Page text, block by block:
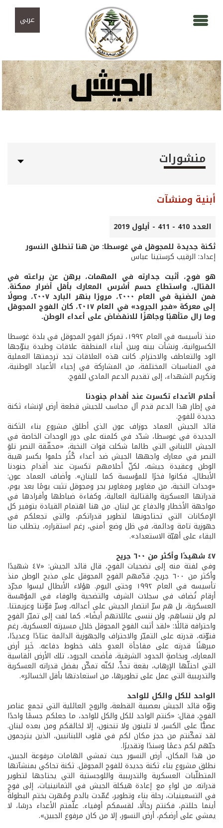
عربي
منشورات
أبنية ومنشآت
العدد 410 - 411 - أيلول 2019
ثكنة جديدة للمجوقل في غوسطا: من هنا تنطلق النسور
إعداد: الرقيب كرستينا عباس
هو فوج، أثبت جدارته في المهمات، برهن عن براعته في
القتال، واستطاع حسم أشرس المعارك بأقل أضرار ممكنة.
فمن الضنية في العام ٢٠٠٠، مرورًا بنهر البارد ٢٠٠٧، وصولًا
إلى معركة «فجر الجرود» في العام ٢٠١٧، كان الفوج المجوقل
وما زال متأهبًا وجاهزًا للانقضاض على أعداء الوطن.
منذ تأسيسه في العام ١٩٩٢، تمركز الفوج المجوقل في بلدة غوسطا
الكسروانية، ونشأت بينه وبين أبناء المنطقة علاقات وطيدة يتوّجها
الود والتعاطف والاحترام. كانت هذه العلاقات تجد ترجمتها العملية
في المناسبات المختلفة، من المشاركة في إحياء الأعياد الوطنية،
وتكريم الشهداء، إلى تقديم الدعم المادي للفوج.
أحلام الأعداء تكسرت عند أقدام جنودنا
في إطار هذا الدعم قدم آل محاسب للجيش قطعة أرض لإنشاء ثكنة
جديدة للفوج.
قائد الجيش العماد جوزاف عون الذي أطلق مشروع بناء الثكنة
الجديدة في غوسطا، شدّد في كلمته على دور الوحدات الخاصة في
الجيش اللبناني التي طالما شكلت قوات النخبة، «محقّقة النصر تلوَ
النصر في معارك واجهها الجيش ضد أعداء كُثُر حلموا بكسر هيبة
الوطن وعقيدة جيشه، لكنّ أحلامهم تكسرت عند أقدام جنودنا
الأبطال، فكانوا فخرًا للمؤسسة كما للبنان». وأضاف العماد عون:
«وحدات النخبة، من مغاوير ومغاوير بحر ومجوقل تثبت يومًا بعد يوم،
قدراتها العسكرية والقتالية العالية، وكفاءة ضباطها وأفرادها في
مواجهة الأخطار والدفاع عن لبنان. من هنا اهتمام القيادة بتوفير كل
الإمكانات التي تحتاجونها لتطوير قدراتكم، والتي تجعلكم في
جهوزية تامة ودائمة، في ظل وضع أمني، رغم استقراره، يتطلب منا
البقاء على أهبّة الاستعداد».
٤٧ شهيدًا وأكثر من ٦٠٠ جريح
وفي لفتة منه إلى تضحيات الفوج، قال قائد الجيش: «٤٧ شهيدًا
وأكثر من ٦٠٠ جريح، قدّمهم الفوج المجوقل على مذبح الوطن منذ
تأسيسه في العام ١٩٩٢ وحتى اليوم. هؤلاء الأبطال ليسوا مجرّد
أرقام تُضاف في سجلات الشرف والتضحية والوفاء في المؤسّسة
العسكرية، بل هم سرّ انتصار الجيش على أعدائه، وسرّ قوّتنا وعزيمتنا.
لم ولن ننساهم، ولن ننسى عائلاتهم أيضًا». كما لفت إلى تميّز الفوج
واحترافه قائلًا: «لقد أثبت الفوج المجوقل خلال مسيرته العسكرية، رغم
فتوّته، قدرته على التميّز والاحتراف والجهوزية الدائمة عتادًا وعديدًا،
مبرهنًا قدرته على مفاجأة العدو خلف خطوط دفاعه. خَبِر أرض
المعارك، وبخاصةٍ الحدود الشرقية، فأضحت الجرود، تلك الأرض القاسية
التي احتلّها الإرهاب، بقعة تحدٍّ، لكنّه تمكّن بفضل قدراته العسكرية
والتدريبية التي عمل على تطويرها، من استعادتها بأقل الخسائر».
الواحد للكل والكل للواحد
ونوّه قائد الجيش بعصبية القطعة، والروح العائلية التي تجمع عناصر
الفوج، فقال: «كنتم الواحد للكل والكل للواحد، ما جعلكم جسمًا واحدًا
عصيًّا على الكسر، لا تلينون ولا تنحنون، إلا لخالقكم ومن بعده لبنان.
لقد تمكّنتم من حجز مكان لكم في قلوب اللبنانيين، الذين يترجمون
حبّهم لكم دعمًا وسندًا وتقديرًا.
من هذا المكان، أرض النسور حيث تمشي الهامات مرفوعة الجبين،
نطلق مشروع بناء ثكنة جديدة للفوج المجوقل. ثكنة تحاكي بمنشآتها
المتطلّبات العسكرية والتدريبية واللوجستية التي يحتاجها لتطوير
قدراته. من لواءٍ مع إعادة هيكلة الجيش في الثمانينيات، إلى فوجٍ
في التسعينيات، رحلة بناء وتطوير، عُمّدت بالدم ومُهرت بختم البطولة
أينما حللتم، فكنتم رجالًا، لقسمكم أوفياء. علّمتم الأعداء درسًا، لا
يمشي على أرضكم، أرض النسور، إلا من كان مرفوع الجبين».